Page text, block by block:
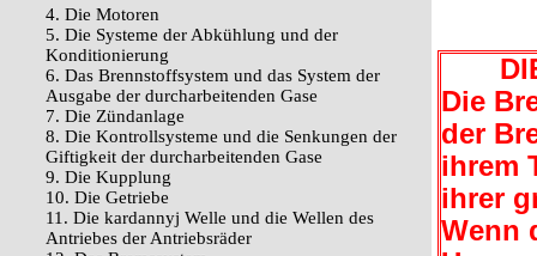
4. Die Motoren
5. Die Systeme der Abkühlung und der
Konditionierung
6. Das Brennstoffsystem und das System der
Ausgabe der durcharbeitenden Gase
7. Die Zündanlage
8. Die Kontrollsysteme und die Senkungen der
Giftigkeit der durcharbeitenden Gase
9. Die Kupplung
10. Die Getriebe
11. Die kardannyj Welle und die Wellen des
Antriebes der Antriebsräder
DIE
Die
der
ihrem
ihrer
Wenn